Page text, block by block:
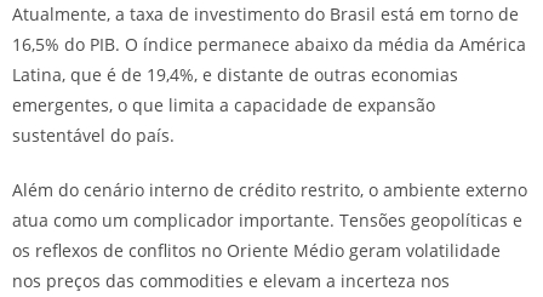
Atualmente, a taxa de investimento do Brasil está em torno de
16,5% do PIB. O índice permanece abaixo da média da América
Latina, que é de 19,4%, e distante de outras economias
emergentes, o que limita a capacidade de expansão
sustentável do país.
Além do cenário interno de crédito restrito, o ambiente externo
atua como um complicador importante. Tensões geopolíticas e
os reflexos de conflitos no Oriente Médio geram volatilidade
nos preços das commodities e elevam a incerteza nos